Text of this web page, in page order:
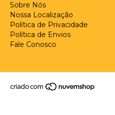
Sobre Nós
Nossa Localização
Política de Privacidade
Política de Envios
Fale Conosco